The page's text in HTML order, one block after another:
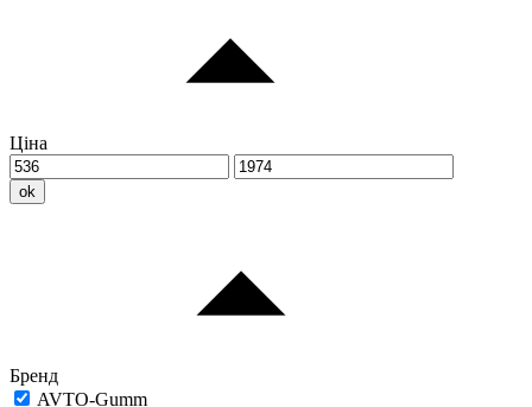
Ціна
ok
Бренд
AVTO-Gumm